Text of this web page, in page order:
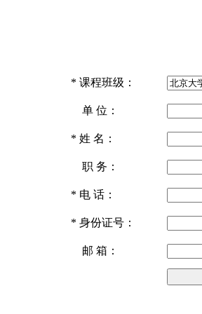
* 课程班级：
单 位：
* 姓 名：
职 务：
* 电 话：
* 身份证号：
邮 箱：